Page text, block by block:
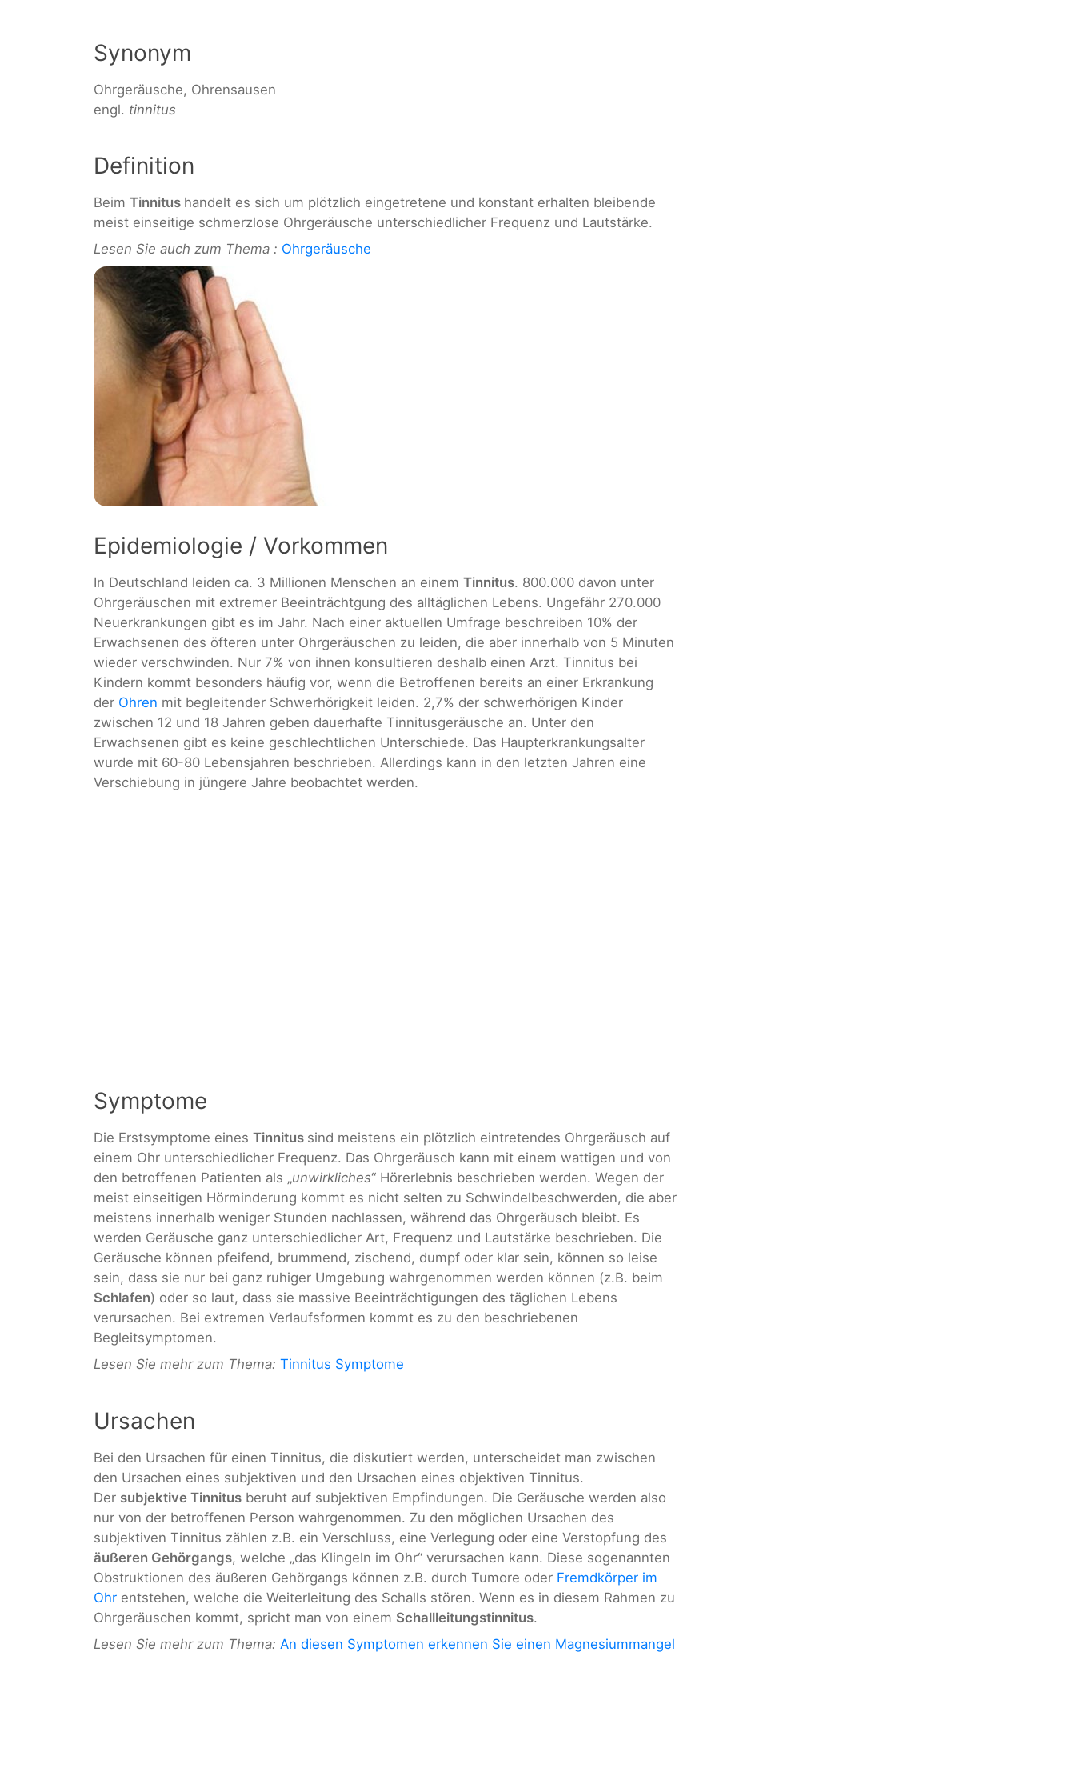
Synonym
Ohrgeräusche, Ohrensausen
engl. tinnitus
Definition
Beim Tinnitus handelt es sich um plötzlich eingetretene und konstant erhalten bleibende
meist einseitige schmerzlose Ohrgeräusche unterschiedlicher Frequenz und Lautstärke.
Lesen Sie auch zum Thema : Ohrgeräusche
Epidemiologie / Vorkommen
In Deutschland leiden ca. 3 Millionen Menschen an einem Tinnitus. 800.000 davon unter
Ohrgeräuschen mit extremer Beeinträchtgung des alltäglichen Lebens. Ungefähr 270.000
Neuerkrankungen gibt es im Jahr. Nach einer aktuellen Umfrage beschreiben 10% der
Erwachsenen des öfteren unter Ohrgeräuschen zu leiden, die aber innerhalb von 5 Minuten
wieder verschwinden. Nur 7% von ihnen konsultieren deshalb einen Arzt. Tinnitus bei
Kindern kommt besonders häufig vor, wenn die Betroffenen bereits an einer Erkrankung
der Ohren mit begleitender Schwerhörigkeit leiden. 2,7% der schwerhörigen Kinder
zwischen 12 und 18 Jahren geben dauerhafte Tinnitusgeräusche an. Unter den
Erwachsenen gibt es keine geschlechtlichen Unterschiede. Das Haupterkrankungsalter
wurde mit 60-80 Lebensjahren beschrieben. Allerdings kann in den letzten Jahren eine
Verschiebung in jüngere Jahre beobachtet werden.
Symptome
Die Erstsymptome eines Tinnitus sind meistens ein plötzlich eintretendes Ohrgeräusch auf
einem Ohr unterschiedlicher Frequenz. Das Ohrgeräusch kann mit einem wattigen und von
den betroffenen Patienten als „unwirkliches“ Hörerlebnis beschrieben werden. Wegen der
meist einseitigen Hörminderung kommt es nicht selten zu Schwindelbeschwerden, die aber
meistens innerhalb weniger Stunden nachlassen, während das Ohrgeräusch bleibt. Es
werden Geräusche ganz unterschiedlicher Art, Frequenz und Lautstärke beschrieben. Die
Geräusche können pfeifend, brummend, zischend, dumpf oder klar sein, können so leise
sein, dass sie nur bei ganz ruhiger Umgebung wahrgenommen werden können (z.B. beim
Schlafen) oder so laut, dass sie massive Beeinträchtigungen des täglichen Lebens
verursachen. Bei extremen Verlaufsformen kommt es zu den beschriebenen
Begleitsymptomen.
Lesen Sie mehr zum Thema: Tinnitus Symptome
Ursachen
Bei den Ursachen für einen Tinnitus, die diskutiert werden, unterscheidet man zwischen
den Ursachen eines subjektiven und den Ursachen eines objektiven Tinnitus.
Der subjektive Tinnitus beruht auf subjektiven Empfindungen. Die Geräusche werden also
nur von der betroffenen Person wahrgenommen. Zu den möglichen Ursachen des
subjektiven Tinnitus zählen z.B. ein Verschluss, eine Verlegung oder eine Verstopfung des
äußeren Gehörgangs, welche „das Klingeln im Ohr“ verursachen kann. Diese sogenannten
Obstruktionen des äußeren Gehörgangs können z.B. durch Tumore oder Fremdkörper im
Ohr entstehen, welche die Weiterleitung des Schalls stören. Wenn es in diesem Rahmen zu
Ohrgeräuschen kommt, spricht man von einem Schallleitungstinnitus.
Lesen Sie mehr zum Thema: An diesen Symptomen erkennen Sie einen Magnesiummangel